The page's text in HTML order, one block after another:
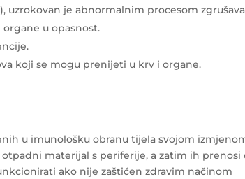
uzrokovan je abnormalnim procesom
u opasnost.
koji se mogu prenijeti u krv i organe.
u imunološku obranu tijela svojom
materijal s periferije, a zatim ih prenosi
ako nije zaštićen zdravim načinom